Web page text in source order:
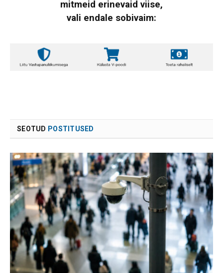
mitmeid erinevaid viise,
vali endale sobivaim:
SEOTUD POSTITUSED